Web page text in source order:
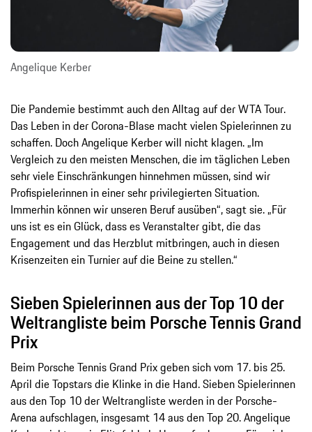
Angelique Kerber
Die Pandemie bestimmt auch den Alltag auf der WTA Tour.
Das Leben in der Corona-Blase macht vielen Spielerinnen zu
schaffen. Doch Angelique Kerber will nicht klagen. „Im
Vergleich zu den meisten Menschen, die im täglichen Leben
sehr viele Einschränkungen hinnehmen müssen, sind wir
Profispielerinnen in einer sehr privilegierten Situation.
Immerhin können wir unseren Beruf ausüben“, sagt sie. „Für
uns ist es ein Glück, dass es Veranstalter gibt, die das
Engagement und das Herzblut mitbringen, auch in diesen
Krisenzeiten ein Turnier auf die Beine zu stellen.“
Sieben Spielerinnen aus der Top 10 der
Weltrangliste beim Porsche Tennis Grand
Prix
Beim Porsche Tennis Grand Prix geben sich vom 17. bis 25.
April die Topstars die Klinke in die Hand. Sieben Spielerinnen
aus den Top 10 der Weltrangliste werden in der Porsche-
Arena aufschlagen, insgesamt 14 aus den Top 20. Angelique